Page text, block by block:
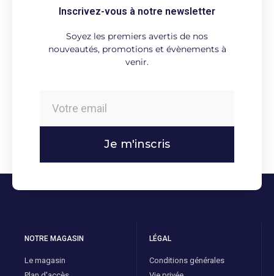
Inscrivez-vous à notre newsletter
Soyez les premiers avertis de nos
nouveautés, promotions et évènements à
venir.
Je m'inscris
NOTRE MAGASIN
Le magasin
LÉGAL
Conditions générales